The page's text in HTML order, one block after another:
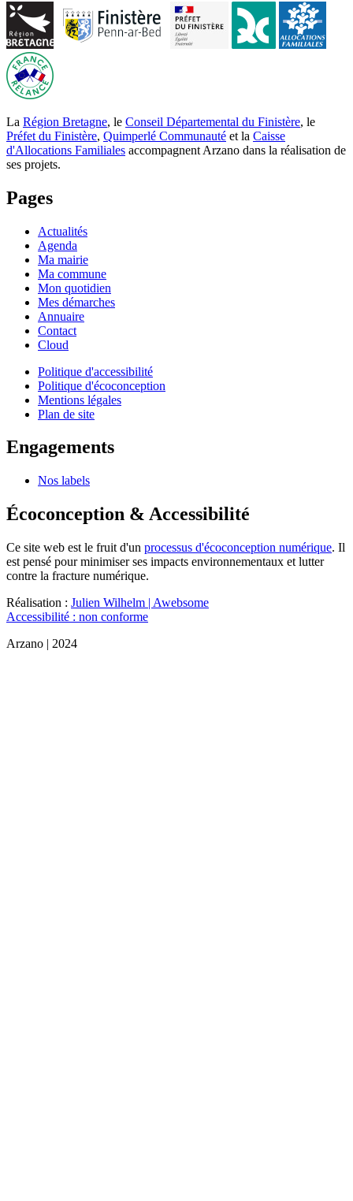
La Région Bretagne, le Conseil Départemental du Finistère, le
Préfet du Finistère, Quimperlé Communauté et la Caisse
d'Allocations Familiales accompagnent Arzano dans la réalisation de
ses projets.
Pages
Actualités
Agenda
Ma mairie
Ma commune
Mon quotidien
Mes démarches
Annuaire
Contact
Cloud
Politique d'accessibilité
Politique d'écoconception
Mentions légales
Plan de site
Engagements
Nos labels
Écoconception & Accessibilité
Ce site web est le fruit d'un processus d'écoconception numérique. Il
est pensé pour minimiser ses impacts environnementaux et lutter
contre la fracture numérique.
Réalisation : Julien Wilhelm | Awebsome
Accessibilité : non conforme
Arzano | 2024